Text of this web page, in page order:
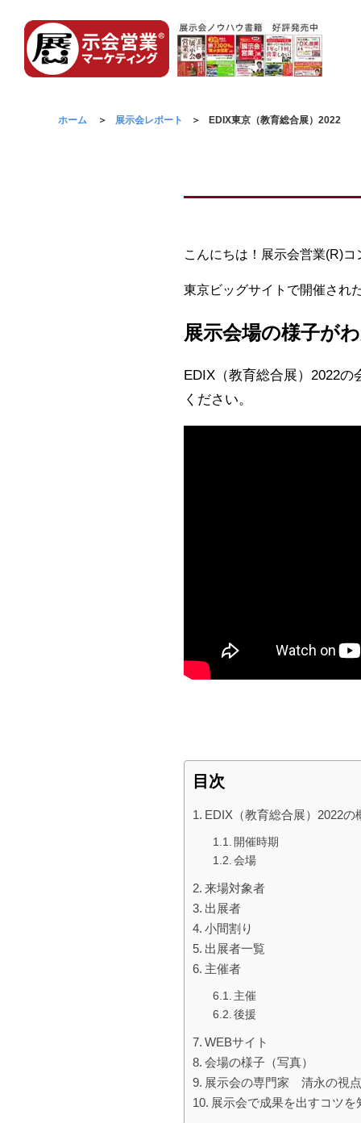
ホーム 展示会レポート EDIX東京（教育総合展）2022
こんにちは！展示会営業(R)
東京ビッグサイトで開催され
展示会場の様子が
EDIX（教育総合展）2022
ください。
目次
EDIX（教育総合展）2022の
開催時期
会場
来場対象者
出展者
小間割り
出展者一覧
主催者
主催
後援
WEBサイト
会場の様子（写真）
展示会の専門家 清永の視
展示会で成果を出すコツを